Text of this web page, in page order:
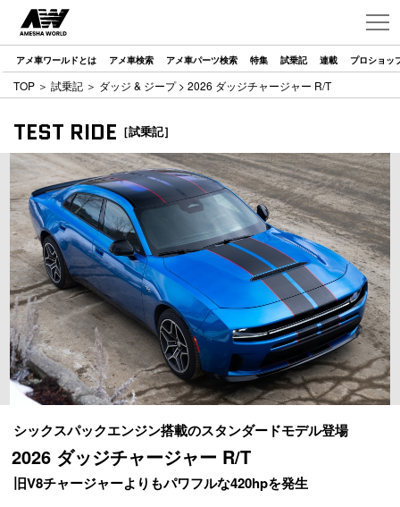
アメ車ワールドとは アメ車検索 アメ車パーツ検索 特集 試乗記 連載 プロショッ
TOP ＞ 試乗記 ＞ ダッジ & ジープ> 2026 ダッジチャージャー R/T
TEST RIDE ［試乗記］
シックスパックエンジン搭載のスタンダードモデル登場
2026 ダッジチャージャー R/T
旧V8チャージャーよりもパワフルな420hpを発生